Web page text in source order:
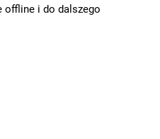
offline i do dalszego